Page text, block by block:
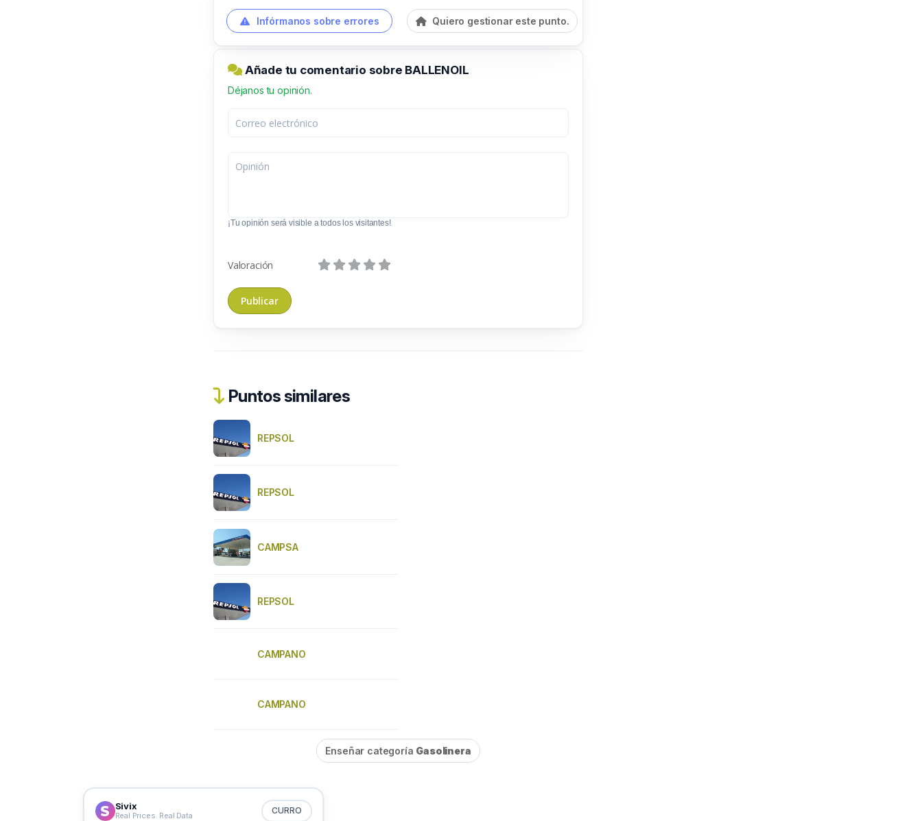
Infórmanos sobre errores Quiero gestionar este punto.
Añade tu comentario sobre BALLENOIL
Déjanos tu opinión.
¡Tu opinión será visible a todos los visitantes!
Valoración
Puntos similares
REPSOL
REPSOL
CAMPSA
REPSOL
CAMPANO
CAMPANO
Enseñar categoría Gasolinera
Sivix
Real Prices. Real Data CURRO